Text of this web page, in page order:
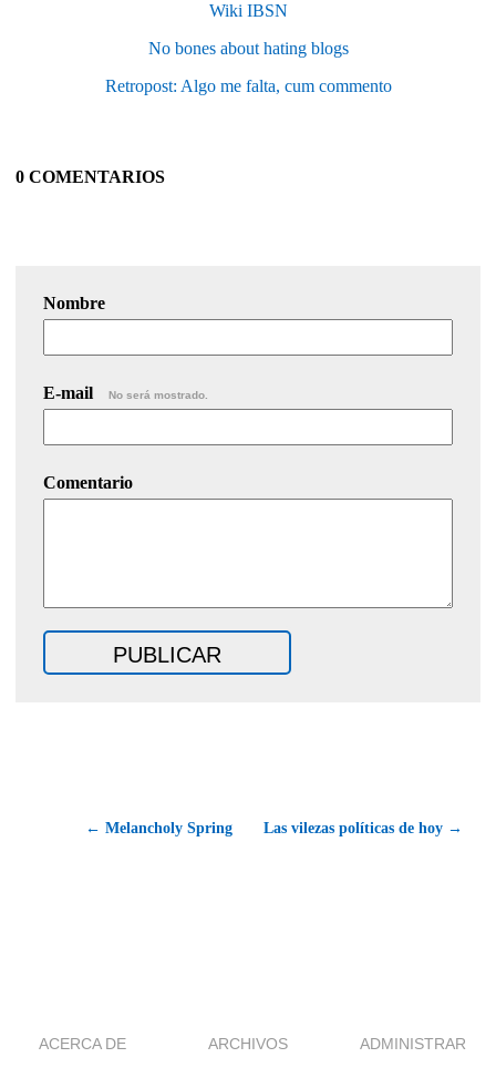
Wiki IBSN
No bones about hating blogs
Retropost: Algo me falta, cum commento
0 COMENTARIOS
Nombre
E-mail No será mostrado.
Comentario
← Melancholy Spring Las vilezas políticas de hoy →
ACERCA DE ARCHIVOS ADMINISTRAR